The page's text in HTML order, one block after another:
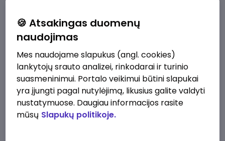
289 - 337 €/mėn. Prieš mokesčius
prieš 1 d.
Talent Development Project Manager (fixed
term - 1.5 years)
🍪 Atsakingas duomenų
naudojimas
Mes naudojame slapukus (angl. cookies)
lankytojų srauto analizei, rinkodarai ir turinio
suasmeninimui. Portalo veikimui būtini slapukai
yra įjungti pagal nutylėjimą, likusius galite valdyti
nustatymuose. Daugiau informacijos rasite
mūsų Slapukų politikoje.